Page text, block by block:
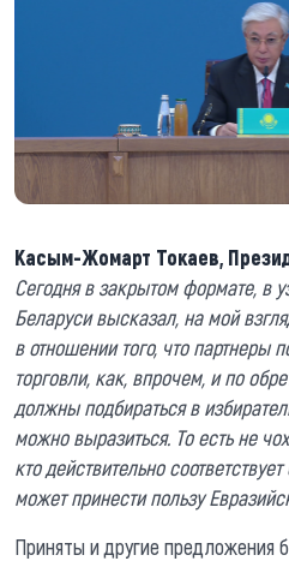
Касым-Жомарт Токаев,
Сегодня в закрытом формате, в
Беларуси высказал, на мой
в отношении того, что партнеры
торговли, как, впрочем, и по
должны подбираться в
можно выразиться. То есть не
кто действительно
может принести пользу
Приняты и другие предложения